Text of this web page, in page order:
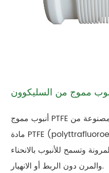
مموج من السليكوون
أنبوب مموج PTFE هو نوع من الأنابيب المرنة المصنوعة من
مادة PTFE (polyttrafluoroethylene) التي تتميز بسطح
وتسمح للأنبوب بالانحناء
والمرن دون الربط أو الانهيار.